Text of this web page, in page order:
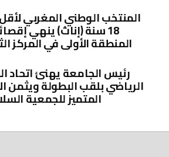
المنتخب الوطني المغربي
18 سنة (إناث) ينهي
المنطقة الأولى في المركز
رئيس الجامعة يهنئ اتحاد
الرياضي بلقب البطولة ويثمن
المتميز للجمعية